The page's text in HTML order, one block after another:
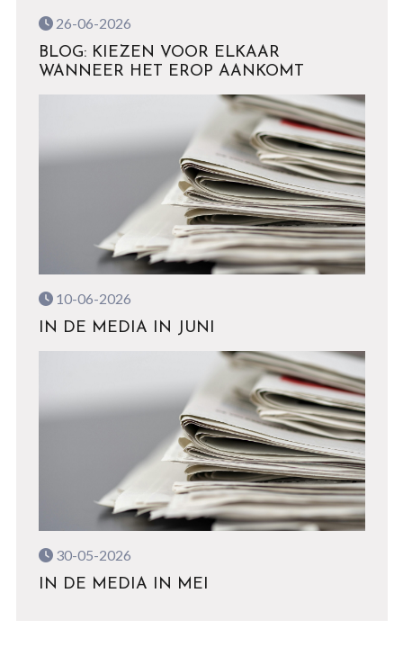
26-06-2026
BLOG: KIEZEN VOOR ELKAAR
WANNEER HET EROP AANKOMT
10-06-2026
IN DE MEDIA IN JUNI
30-05-2026
IN DE MEDIA IN MEI